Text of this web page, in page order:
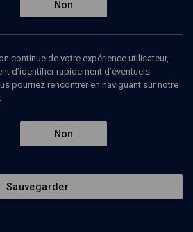
Non
continue de votre expérience utilisateur,
d’identifier rapidement d’éventuels
pourriez rencontrer en naviguant sur notre
Non
Sauvegarder